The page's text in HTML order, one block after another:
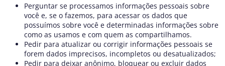
Perguntar se processamos informações pessoais sobre
você e, se o fazemos, para acessar os dados que
possuímos sobre você e determinadas informações sobre
como as usamos e com quem as compartilhamos.
Pedir para atualizar ou corrigir informações pessoais se
forem dados imprecisos, incompletos ou desatualizados;
Pedir para deixar anônimo, bloquear ou excluir dados